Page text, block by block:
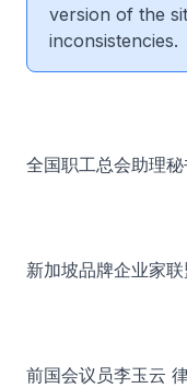
version of the
inconsistencies.
全国职工总会助理
新加坡品牌企业家
前国会议员李玉云